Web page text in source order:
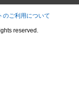
のご利用について
reserved.